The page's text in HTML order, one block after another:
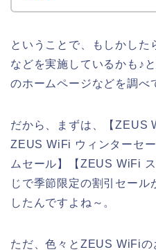
ということで、もしかした
などを実施しているかも♪
のホームページなどを調べ
だから、まずは、【ZEUS
ZEUS WiFi ウィンターセ
ムセール】【ZEUS WiFi
じで季節限定の割引セール
したんですよね～。
ただ、色々とZEUS WiFiの